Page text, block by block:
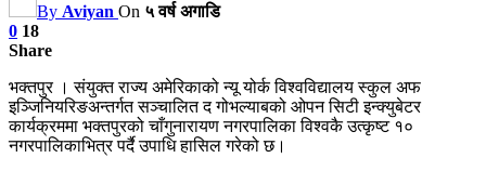
By Aviyan On ५ वर्ष अगाडि
0 18
Share
भक्तपुर । संयुक्त राज्य अमेरिकाको न्यू योर्क विश्वविद्यालय स्कुल अफ
इञ्जिनियरिङअन्तर्गत सञ्चालित द गोभल्याबको ओपन सिटी इन्क्युबेटर
कार्यक्रममा भक्तपुरको चाँगुनारायण नगरपालिका विश्वकै उत्कृष्ट १०
नगरपालिकाभित्र पर्दै उपाधि हासिल गरेको छ।